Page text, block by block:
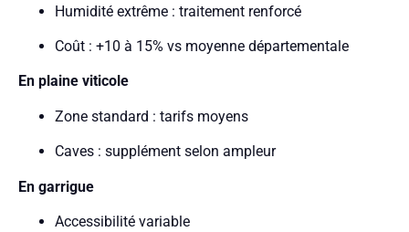
Humidité extrême : traitement renforcé
Coût : +10 à 15% vs moyenne départementale
En plaine viticole
Zone standard : tarifs moyens
Caves : supplément selon ampleur
En garrigue
Accessibilité variable